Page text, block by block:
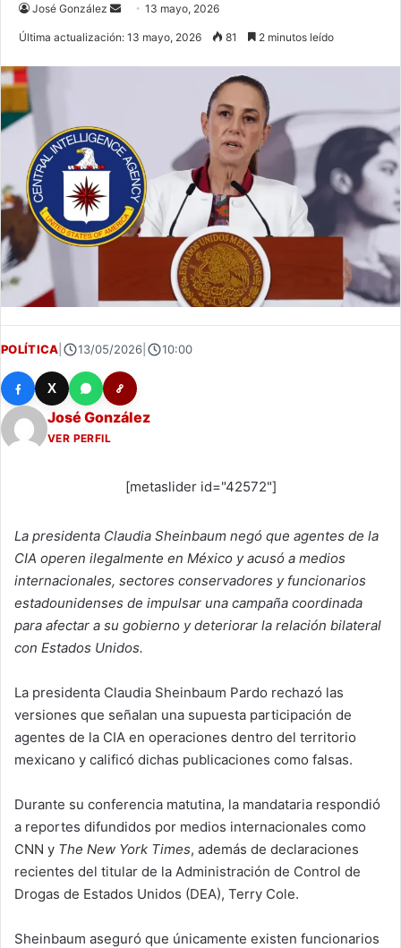
José González
Send13 mayo, 2026
Última actualización: 13 mayo, 2026 81 2 minutos leído
POLÍTICA 13/05/2026 10:00
X
José González
VER PERFIL
[metaslider id="42572"]
La presidenta Claudia Sheinbaum negó que agentes de la
CIA operen ilegalmente en México y acusó a medios
internacionales, sectores conservadores y funcionarios
estadounidenses de impulsar una campaña coordinada
para afectar a su gobierno y deteriorar la relación bilateral
con Estados Unidos.
La presidenta Claudia Sheinbaum Pardo rechazó las
versiones que señalan una supuesta participación de
agentes de la CIA en operaciones dentro del territorio
mexicano y calificó dichas publicaciones como falsas.
Durante su conferencia matutina, la mandataria respondió
a reportes difundidos por medios internacionales como
CNN y The New York Times, además de declaraciones
recientes del titular de la Administración de Control de
Drogas de Estados Unidos (DEA), Terry Cole.
Sheinbaum aseguró que únicamente existen funcionarios